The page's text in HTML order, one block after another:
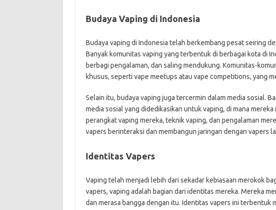
Budaya Vaping di Indonesia
Budaya vaping di Indonesia telah berkembang pesat seiring
Banyak komunitas vaping yang terbentuk di berbagai kota di
berbagi pengalaman, dan saling mendukung. Komunitas-
khusus, seperti vape meetups atau vape competitions, yang
Selain itu, budaya vaping juga tercermin dalam media sosial.
media sosial yang didedikasikan untuk vaping, di mana
perangkat vaping mereka, teknik vaping, dan pengalaman
vapers berinteraksi dan membangun jaringan dengan vapers
Identitas Vapers
Vaping telah menjadi lebih dari sekadar kebiasaan merokok
vapers, vaping adalah bagian dari identitas mereka. Mereka
dan merasa bangga dengan itu. Identitas vapers ini terbentuk